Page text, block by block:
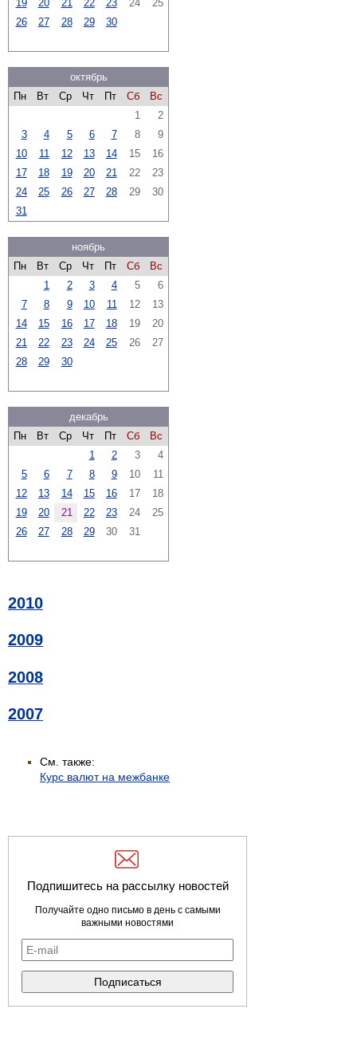
19 20 21 22 23 24
25
26
27 28 29 30
октябрь
Пн
Вт Ср Чт Пт Сб
Вс
1
2
3
4 5 6 7 8
9
10
11 12 13 14 15
16
17
18 19 20 21 22
23
24
25 26 27 28 29
30
31
ноябрь
Пн
Вт Ср Чт Пт Сб
Вс
1
2 3 4 5
6
7
8 9 10 11 12
13
14
15 16 17 18 19
20
21
22 23 24 25 26
27
28
29 30
декабрь
Пн
Вт Ср Чт Пт Сб
Вс
1
2 3
4
5
6 7 8 9 10
11
12
13 14 15 16 17
18
19
20 21 22 23 24
25
26
27 28 29 30 31
2010
2009
2008
2007
См. также:
Курс валют на межбанке
Подпишитесь на рассылку новостей
Получайте одно письмо в день с самыми
важными новостями